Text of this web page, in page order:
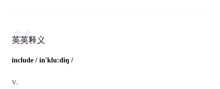
英英释义
include / in'klu:diŋ /
v.